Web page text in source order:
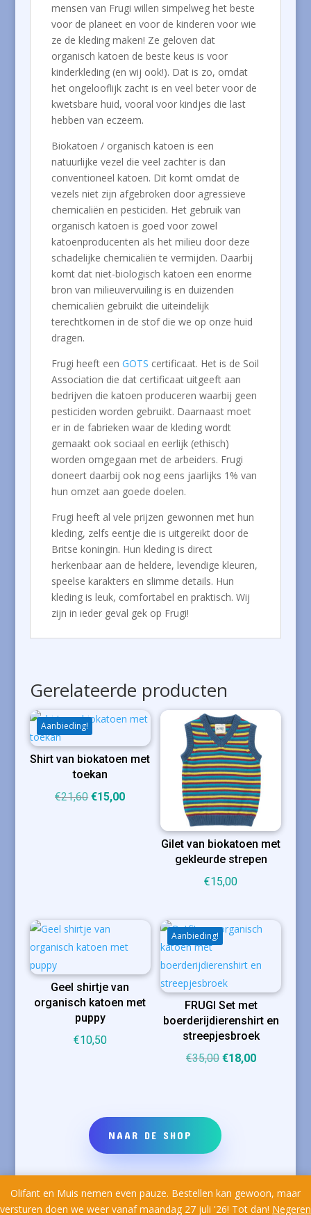
Olifant en Muis nemen even pauze. Bestellen kan gewoon, maar
versturen doen we weer vanaf maandag 27 juli '26! Tot dan! Negeren
mensen van Frugi willen simpelweg het beste
voor de planeet en voor de kinderen voor wie
ze de kleding maken! Ze geloven dat
organisch katoen de beste keus is voor
kinderkleding (en wij ook!). Dat is zo, omdat
het ongelooflijk zacht is en veel beter voor de
kwetsbare huid, vooral voor kindjes die last
hebben van eczeem.
Biokatoen / organisch katoen is een
natuurlijke vezel die veel zachter is dan
conventioneel katoen. Dit komt omdat de
vezels niet zijn afgebroken door agressieve
chemicaliën en pesticiden. Het gebruik van
organisch katoen is goed voor zowel
katoenproducenten als het milieu door deze
schadelijke chemicaliën te vermijden. Daarbij
komt dat niet-biologisch katoen een enorme
bron van milieuvervuiling is en duizenden
chemicaliën gebruikt die uiteindelijk
terechtkomen in de stof die we op onze huid
dragen.
Frugi heeft een GOTS certificaat. Het is de Soil
Association die dat certificaat uitgeeft aan
bedrijven die katoen produceren waarbij geen
pesticiden worden gebruikt. Daarnaast moet
er in de fabrieken waar de kleding wordt
gemaakt ook sociaal en eerlijk (ethisch)
worden omgegaan met de arbeiders. Frugi
doneert daarbij ook nog eens jaarlijks 1% van
hun omzet aan goede doelen.
Frugi heeft al vele prijzen gewonnen met hun
kleding, zelfs eentje die is uitgereikt door de
Britse koningin. Hun kleding is direct
herkenbaar aan de heldere, levendige kleuren,
speelse karakters en slimme details. Hun
kleding is leuk, comfortabel en praktisch. Wij
zijn in ieder geval gek op Frugi!
Gerelateerde producten
Aanbieding!
Shirt van biokatoen met
toekan
€21,60 Oorspronkelijke
€15,00Huidige
Gilet van biokatoen met
gekleurde strepen
€15,00
Geel shirtje van
organisch katoen met
puppy
€10,50
Aanbieding!
FRUGI Set met
boerderijdierenshirt en
streepjesbroek
€35,00 Oorspronkelijke
€18,00Huidige
NAAR DE SHOP